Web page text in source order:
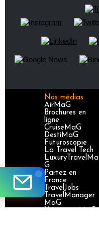
Nos médias
AirMaG
Brochures en
ligne
CruiseMaG
DestiMaG
Futuroscopie
La Travel Tech
LuxuryTravelMa
G
Partez en
France
TravelJobs
TravelManager
MaG